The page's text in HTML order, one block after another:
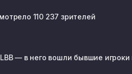
110 237 зрителей
— в него вошли бывшие игроки